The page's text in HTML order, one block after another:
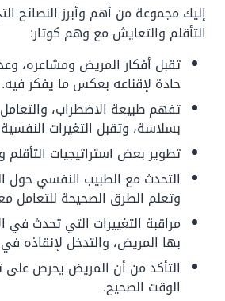
إليك مجموعة من أهم وأبرز النصائح
التأقلم والتعايش مع وهم كوتار:
تقبل أفكار المريض ومشاعره،
حادة لإقناعه بعكس ما يفكر فيه.
تفهم طبيعة الاضطراب،
بسلاسة، وتقبل التغيرات
تطوير بعض استراتيجيات
التحدث مع الطبيب النفسي
وتعلم الطرق الصحيحة للتعامل
مراقبة التغييرات التي تحدث في
بها المريض، والتدخل لإنقاذه
التأكد من أن المريض يحرص على
الوقت الصحيح.